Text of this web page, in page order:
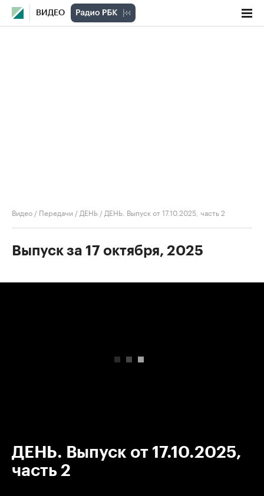
ВИДЕО
Видео / Передачи / ДЕНЬ / ДЕНЬ. Выпуск от 17.10.2025, часть 2
Выпуск за 17 октября, 2025
ДЕНЬ. Выпуск от 17.10.2025,
часть 2